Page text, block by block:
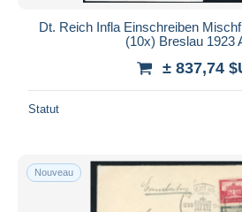
Dt. Reich Infla Einschreiben
(10x) Breslau 1923
± 837,74
Statut
Nouveau